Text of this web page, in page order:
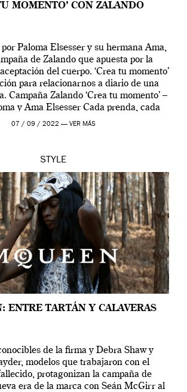
MOMENTO’ CON ZALANDO
Paloma Elsesser y su hermana Ama,
de Zalando que apuesta por la
del cuerpo. ‘Crea tu momento’
para relacionarnos a diario de una
Campaña Zalando ‘Crea tu momento’ –
y Ama Elsesser Cada prenda, cada
cada momento, caracteriza […]
07 / 09 / 2022 — VER MÁS
STYLE
ENTRE TARTÁN Y CALAVERAS
de la firma y Debra Shaw y
modelos que trabajaron con el
protagonizan la campaña de
era de la marca con Seán McGirr al